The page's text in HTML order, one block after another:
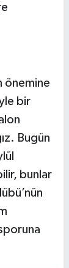
önemine
bir
Bugün
bunlar